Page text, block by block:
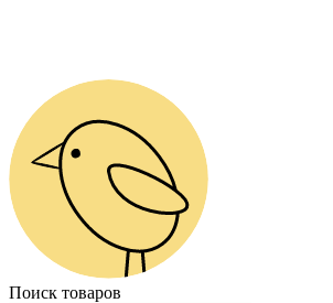
Поиск товаров